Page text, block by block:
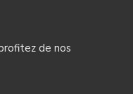
de nos